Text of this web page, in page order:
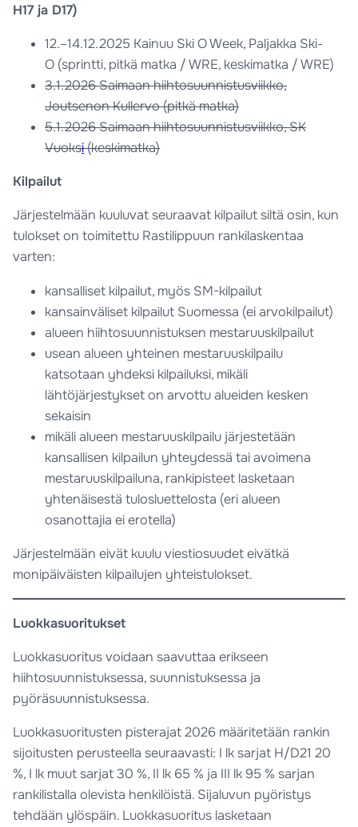
H17 ja D17)
12.–14.12.2025 Kainuu Ski O Week, Paljakka Ski-
O (sprintti, pitkä matka / WRE, keskimatka / WRE)
3.1.2026 Saimaan hiihtosuunnistusviikko,
Joutsenon Kullervo (pitkä matka)
5.1.2026 Saimaan hiihtosuunnistusviikko, SK
Vuoksi(keskimatka)
Kilpailut
Järjestelmään kuuluvat seuraavat kilpailut siltä osin, kun
tulokset on toimitettu Rastilippuun rankilaskentaa
varten:
kansalliset kilpailut, myös SM-kilpailut
kansainväliset kilpailut Suomessa (ei arvokilpailut)
alueen hiihtosuunnistuksen mestaruuskilpailut
usean alueen yhteinen mestaruuskilpailu
katsotaan yhdeksi kilpailuksi, mikäli
lähtöjärjestykset on arvottu alueiden kesken
sekaisin
mikäli alueen mestaruuskilpailu järjestetään
kansallisen kilpailun yhteydessä tai avoimena
mestaruuskilpailuna, rankipisteet lasketaan
yhtenäisestä tulosluettelosta (eri alueen
osanottajia ei erotella)
Järjestelmään eivät kuulu viestiosuudet eivätkä
monipäiväisten kilpailujen yhteistulokset.
Luokkasuoritukset
Luokkasuoritus voidaan saavuttaa erikseen
hiihtosuunnistuksessa, suunnistuksessa ja
pyöräsuunnistuksessa.
Luokkasuoritusten pisterajat 2026 määritetään rankin
sijoitusten perusteella seuraavasti: I lk sarjat H/D21 20
%, I lk muut sarjat 30 %, II lk 65 % ja III lk 95 % sarjan
rankilistalla olevista henkilöistä. Sijaluvun pyöristys
tehdään ylöspäin. Luokkasuoritus lasketaan